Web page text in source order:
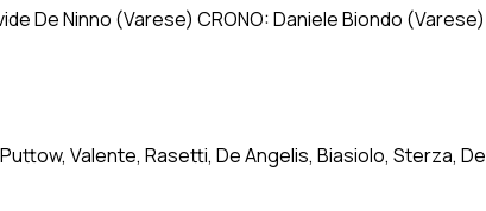
De Ninno (Varese) CRONO: Daniele Biondo (Varese)
Puttow, Valente, Rasetti, De Angelis, Biasiolo, Sterza, De